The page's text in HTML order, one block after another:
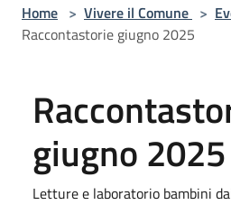
Home > Vivere il Comune >
Raccontastorie giugno 2025
giugno 2025
Letture e laboratorio bambini